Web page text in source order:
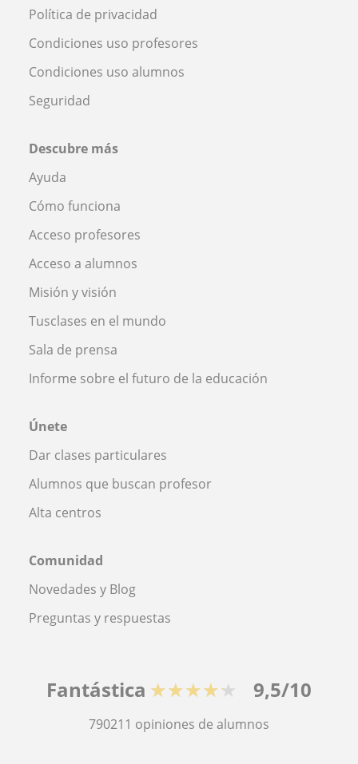
Política de privacidad
Condiciones uso profesores
Condiciones uso alumnos
Seguridad
Descubre más
Ayuda
Cómo funciona
Acceso profesores
Acceso a alumnos
Misión y visión
Tusclases en el mundo
Sala de prensa
Informe sobre el futuro de la educación
Únete
Dar clases particulares
Alumnos que buscan profesor
Alta centros
Comunidad
Novedades y Blog
Preguntas y respuestas
Fantástica ★★★★★ 9,5/10
790211 opiniones de alumnos